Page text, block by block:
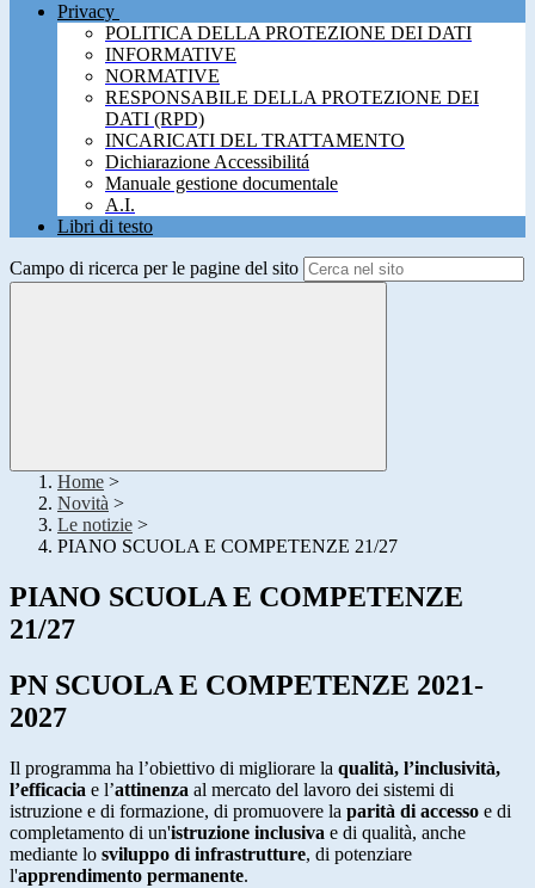
Privacy
POLITICA DELLA PROTEZIONE DEI DATI
INFORMATIVE
NORMATIVE
RESPONSABILE DELLA PROTEZIONE DEI
DATI (RPD)
INCARICATI DEL TRATTAMENTO
Dichiarazione Accessibilitá
Manuale gestione documentale
A.I.
Libri di testo
Campo di ricerca per le pagine del sito
Home >
Novità >
Le notizie >
PIANO SCUOLA E COMPETENZE 21/27
PIANO SCUOLA E COMPETENZE
21/27
PN SCUOLA E COMPETENZE 2021-
2027
Il programma ha l’obiettivo di migliorare la qualità, l’inclusività,
l’efficacia e l’attinenza al mercato del lavoro dei sistemi di
istruzione e di formazione, di promuovere la parità di accesso e di
completamento di un'istruzione inclusiva e di qualità, anche
mediante lo sviluppo di infrastrutture, di potenziare
l'apprendimento permanente.